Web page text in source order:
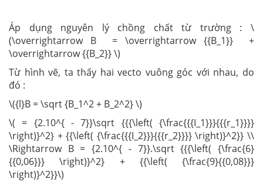
Áp dụng nguyên lý chồng chất từ trường : \
(\overrightarrow B = \overrightarrow {{B_1}} +
\overrightarrow {{B_2}} \)
Từ hình vẽ, ta thấy hai vecto vuông góc với nhau, do
đó :
\({l}B = \sqrt {B_1^2 + B_2^2} \)
\( = {2.10^{ - 7}}\sqrt {{{\left( {\frac{{{I_1}}}{{{r_1}}}}
\right)}^2} + {{\left( {\frac{{{I_2}}}{{{r_2}}}} \right)}^2}} \\
\Rightarrow B = {2.10^{ - 7}}.\sqrt {{{\left( {\frac{6}
{{0,06}}} \right)}^2} + {{\left( {\frac{9}{{0,08}}}
\right)}^2}}\)